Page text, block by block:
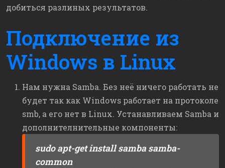
добиться разлиных результатов.
Подключение из
Windows в Linux
Нам нужна Samba. Без неё ничего работать не
будет так как Windows работает на протоколе
smb, а его нет в Linux. Устанавливаем Samba и
дополнителнительные компоненты:
sudo apt-get install samba samba-
common